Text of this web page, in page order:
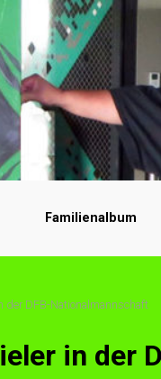
Familienalbum
der DFB-Nationalmannschaft
in der